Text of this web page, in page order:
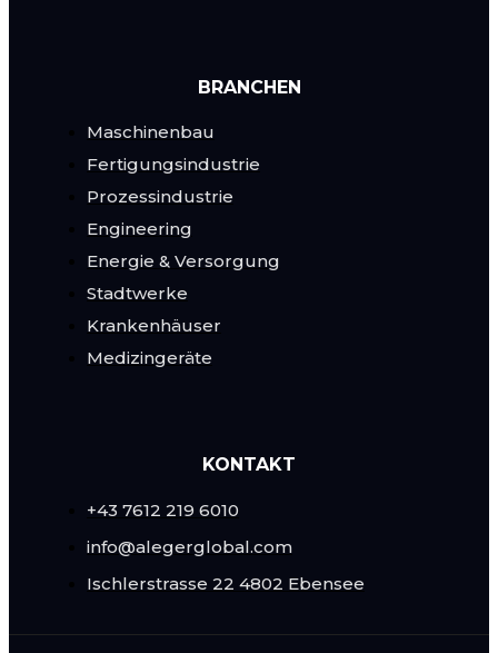
BRANCHEN
Maschinenbau
Fertigungsindustrie
Prozessindustrie
Engineering
Energie & Versorgung
Stadtwerke
Krankenhäuser
Medizingeräte
KONTAKT
+43 7612 219 6010
info@alegerglobal.com
Ischlerstrasse 22 4802 Ebensee